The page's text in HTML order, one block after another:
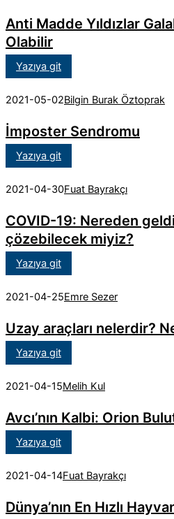
Anti Madde Yıldızlar
Olabilir
Yazıya git
2021-05-02Bilgin Burak Öztoprak
İmposter Sendromu
Yazıya git
2021-04-30Fuat Bayrakçı
COVID-19: Nereden
çözebilecek miyiz?
Yazıya git
2021-04-25Emre Sezer
Uzay araçları nelerdir?
Yazıya git
2021-04-15Melih Kul
Avcı’nın Kalbi: Orion
Yazıya git
2021-04-14Fuat Bayrakçı
Dünya’nın En Hızlı